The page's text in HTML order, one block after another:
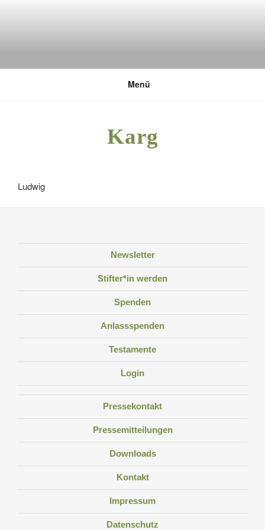
DEUTSCHE UMWELTSTIFTUNG
Menü
Karg
Ludwig
Newsletter
Stifter*in werden
Spenden
Anlassspenden
Testamente
Login
Pressekontakt
Pressemitteilungen
Downloads
Kontakt
Impressum
Datenschutz